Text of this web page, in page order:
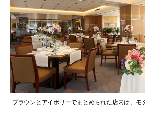
ブラウンとアイボリーでまとめられた店内は、モ